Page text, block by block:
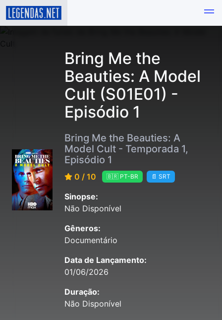
Bring Me the
Beauties: A Model
Cult (S01E01) -
Episódio 1
Bring Me the Beauties: A
Model Cult - Temporada 1,
Episódio 1
0 / 10 🇧🇷 PT-BR 📄 SRT
Sinopse:
Não Disponível
Gêneros:
Documentário
Data de Lançamento:
01/06/2026
Duração:
Não Disponível